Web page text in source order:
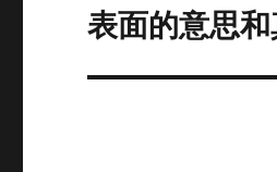
Next
post:
表面的意思